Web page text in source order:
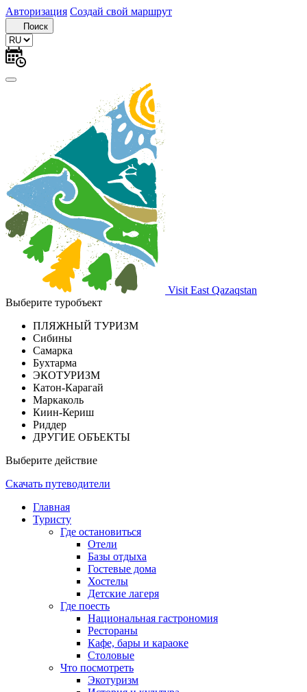
Авторизация Создай свой маршрут
Поиск
Visit East Qazaqstan
Выберите туробъект
ПЛЯЖНЫЙ ТУРИЗМ
Сибины
Самарка
Бухтарма
ЭКОТУРИЗМ
Катон-Карагай
Маркаколь
Киин-Кериш
Риддер
ДРУГИЕ ОБЪЕКТЫ
Выберите действие
Скачать путеводители
Главная
Туристу
Где остановиться
Отели
Базы отдыха
Гостевые дома
Хостелы
Детские лагеря
Где поесть
Национальная гастрономия
Рестораны
Кафе, бары и караоке
Столовые
Что посмотреть
Экотуризм